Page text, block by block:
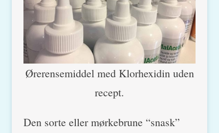
Ørerensemiddel med Klorhexidin uden
recept.
Den sorte eller mørkebrune “snask”